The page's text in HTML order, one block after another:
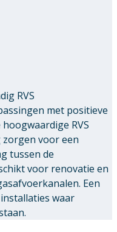
RVS
met positieve
RVS
voor een
tussen de
voor renovatie en
Een
waar